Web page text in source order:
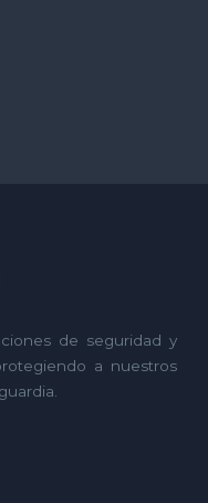
de seguridad y
a nuestros